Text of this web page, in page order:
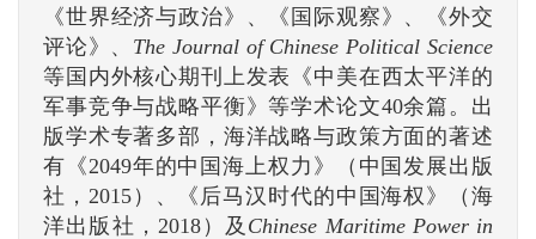
《世界经济与政治》、《国际观察》、《外交
评论》、 The Journal of Chinese Political Science
等国内外核心期刊上发表《中美在西太平洋的
军事竞争与战略平衡》等学术论文40余篇。出
版学术专著多部，海洋战略与政策方面的著述
有《2049年的中国海上权力》（中国发展出版
社，2015）、《后马汉时代的中国海权》（海
洋出版社，2018）及 Chinese Maritime Power in